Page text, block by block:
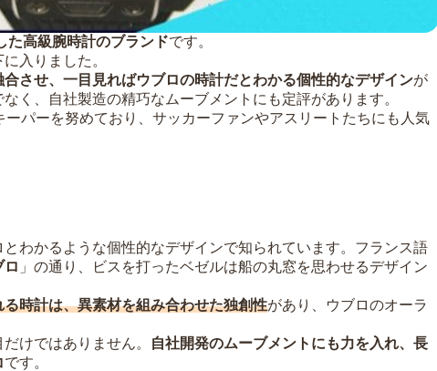
た高級腕時計のブランドです。
入りました。
させ、一目見ればウブロの時計だとわかる個性的なデザインが
く、自社製造の精巧なムーブメントにも定評があります。
パーを努めており、サッカーファンやアスリートたちにも人気
わかるような個性的なデザインで知られています。フランス語
ロ 」の通り、ビスを打ったベゼルは船の丸窓を思わせるデザイン
時計は、異素材を組み合わせた独創性があり、ウブロのオーラ
けではありません。
自社開発のムーブメントにも力を入れ、長
です。